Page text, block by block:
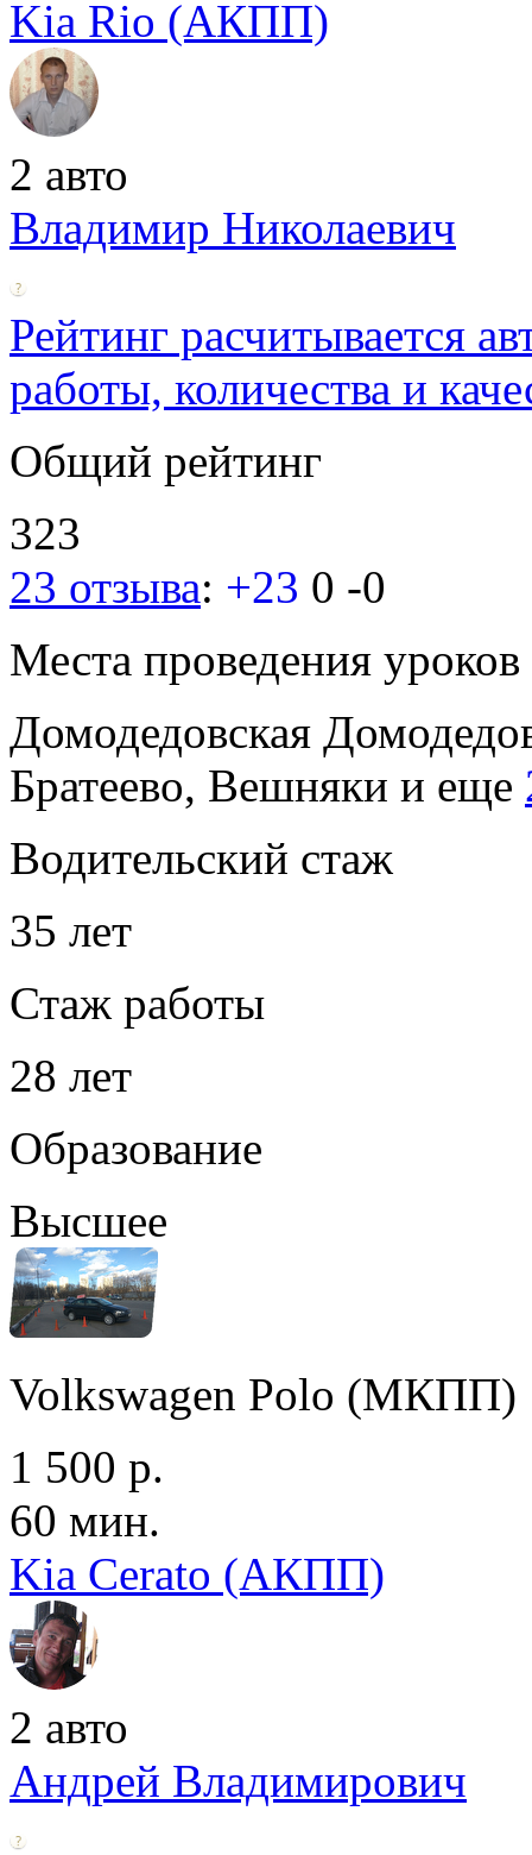
Kia Rio (АКПП)
2 авто
Владимир Николаевич
Рейтинг расчитывается
работы, количества и
Общий рейтинг
323
23 отзыва: +23 0 -0
Места проведения уроков
Домодедовская
Братеево, Вешняки и еще
Водительский стаж
35 лет
Стаж работы
28 лет
Образование
Высшее
Volkswagen Polo (МКПП)
1 500 р.
60 мин.
Kia Cerato (АКПП)
2 авто
Андрей Владимирович